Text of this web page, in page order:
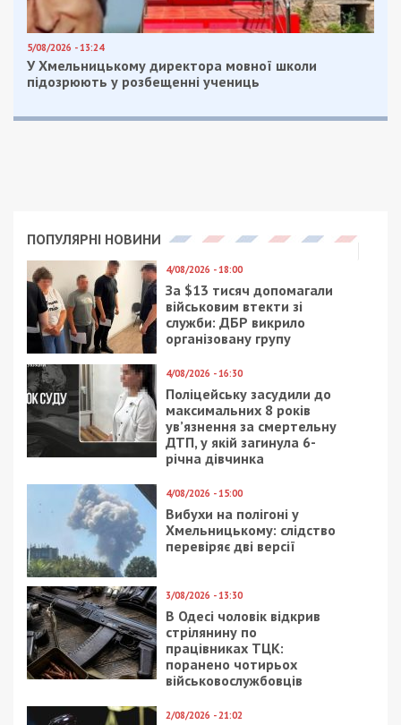
5/08/2026 - 13:24
У Хмельницькому директора мовної школи
підозрюють у розбещенні учениць
ПОПУЛЯРНІ НОВИНИ
4/08/2026 - 18:00
За $13 тисяч допомагали
військовим втекти зі
служби: ДБР викрило
організовану групу
4/08/2026 - 16:30
Поліцейську засудили до
максимальних 8 років
ув’язнення за смертельну
ДТП, у якій загинула 6-
річна дівчинка
4/08/2026 - 15:00
Вибухи на полігоні у
Хмельницькому: слідство
перевіряє дві версії
3/08/2026 - 13:30
В Одесі чоловік відкрив
стрілянину по
працівниках ТЦК:
поранено чотирьох
військовослужбовців
2/08/2026 - 21:02